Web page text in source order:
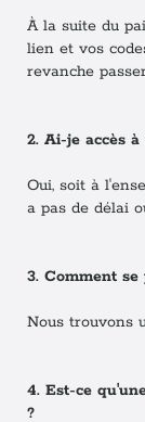
À la suite du
lien et vos
revanche
2. Ai-je accès
Oui, soit à
a pas de délai
3. Comment
Nous trouvons
4. Est-ce
?